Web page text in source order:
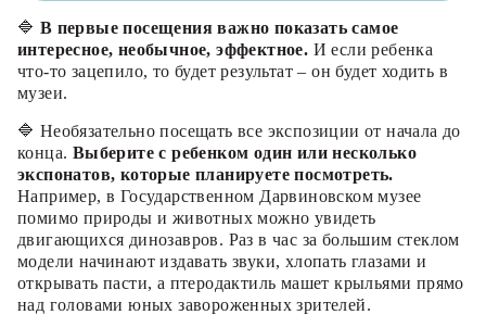
🔷 В первые посещения важно показать самое
интересное, необычное, эффектное. И если ребенка
что-то зацепило, то будет результат – он будет ходить в
музеи.
🔷 Необязательно посещать все экспозиции от начала до
конца. Выберите с ребенком один или несколько
экспонатов, которые планируете посмотреть.
Например, в Государственном Дарвиновском музее
помимо природы и животных можно увидеть
двигающихся динозавров. Раз в час за большим стеклом
модели начинают издавать звуки, хлопать глазами и
открывать пасти, а птеродактиль машет крыльями прямо
над головами юных завороженных зрителей.